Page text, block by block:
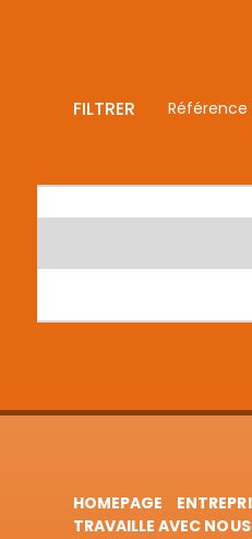
FILTRER Référence
HOMEPAGE
TRAVAILLE AVEC NOUS